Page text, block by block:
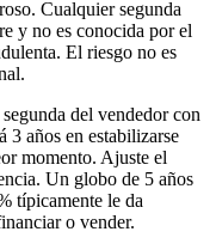
Cualquier segunda
y no es conocida por el
El riesgo no es
del vendedor con
3 años en estabilizarse
momento. Ajuste el
Un globo de 5 años
típicamente le da
o vender.